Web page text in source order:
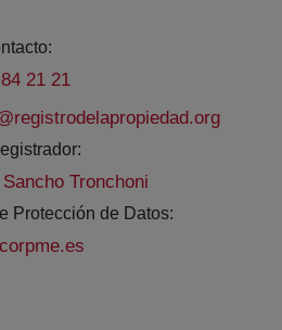
21 21
Tronchoni
Protección de Datos: